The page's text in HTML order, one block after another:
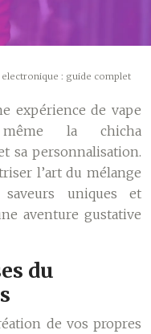
electronique : guide complet
expérience de vape
même la chicha
sa personnalisation.
l’art du mélange
uniques et
aventure gustative
du
de vos propres